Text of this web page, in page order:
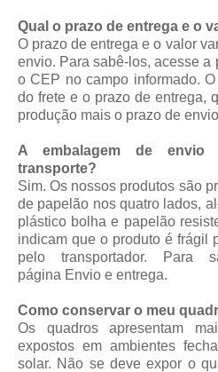
Qual o prazo de entrega e o
O prazo de entrega e o valor
envio. Para sabê-los, acesse a
o CEP no campo informado.
do frete e o prazo de entrega,
produção mais o prazo de
A embalagem de
transporte?
Sim. Os nossos produtos são
de papelão nos quatro lados,
plástico bolha e papelão
indicam que o produto é frágil
pelo transportador. Para
página Envio e entrega.
Como conservar o meu
Os quadros apresentam
expostos em ambientes
solar. Não se deve expor o